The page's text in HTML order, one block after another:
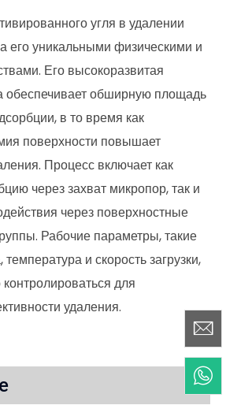
угля в удалении
его уникальными физическими и
Его высокоразвитая
обеспечивает обширную площадь
в то время как
поверхности повышает
Процесс включает как
через захват микропор, так и
через поверхностные
Рабочие параметры, такие
температура и скорость загрузки,
для
удаления.